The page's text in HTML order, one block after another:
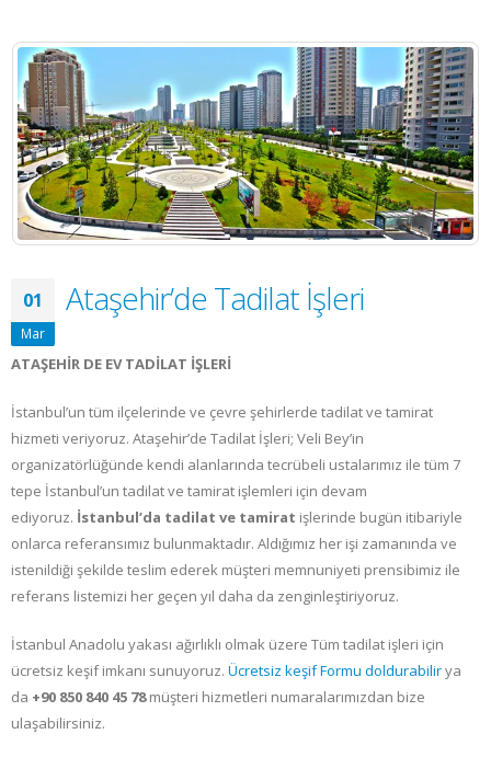
01
Mar
Ataşehir’de Tadilat İşleri
ATAŞEHİR DE EV TADİLAT İŞLERİ
İstanbul’un tüm ilçelerinde ve çevre şehirlerde tadilat ve tamirat
hizmeti veriyoruz. Ataşehir’de Tadilat İşleri; Veli Bey’in
organizatörlüğünde kendi alanlarında tecrübeli ustalarımız ile tüm 7
tepe İstanbul’un tadilat ve tamirat işlemleri için devam
ediyoruz. İstanbul’da tadilat ve tamirat işlerinde bugün itibariyle
onlarca referansımız bulunmaktadır. Aldığımız her işi zamanında ve
istenildiği şekilde teslim ederek müşteri memnuniyeti prensibimiz ile
referans listemizi her geçen yıl daha da zenginleştiriyoruz.
İstanbul Anadolu yakası ağırlıklı olmak üzere Tüm tadilat işleri için
ücretsiz keşif imkanı sunuyoruz. Ücretsiz keşif Formu doldurabilirya
da +90 850 840 45 78müşteri hizmetleri numaralarımızdan bize
ulaşabilirsiniz.